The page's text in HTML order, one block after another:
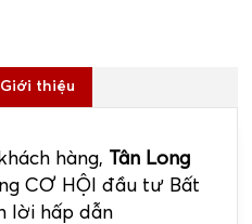
Giới thiệu
hàng, Tân Long
CƠ HỘI đầu tư Bất
lời hấp dẫn